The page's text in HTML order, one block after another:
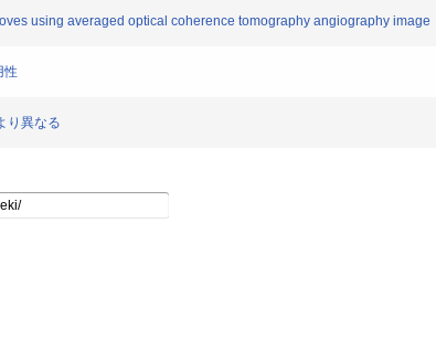
using averaged optical coherence tomography angiography image
性
り異なる